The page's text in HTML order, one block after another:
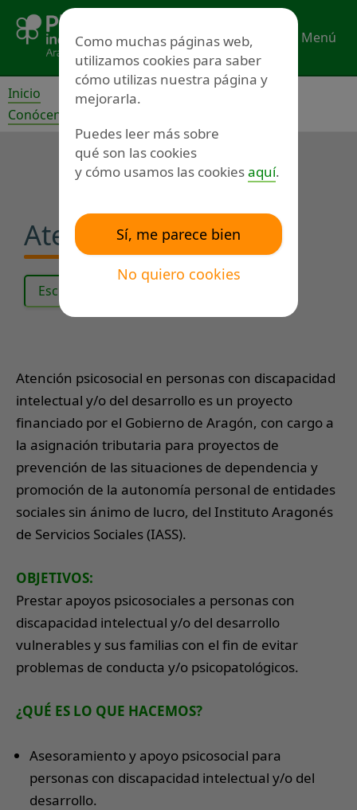
contenido
Menú
Inicio
Conócenos
Atención psicosocial
Escuchar el texto
Atención psicosocial en personas con discapacidad
intelectual y/o del desarrollo es un proyecto
financiado por el Gobierno de Aragón, con cargo a
la asignación tributaria para proyectos de
prevención de las situaciones de dependencia y
promoción de la autonomía personal de entidades
sociales sin ánimo de lucro, del Instituto Aragonés
de Servicios Sociales (IASS).
OBJETIVOS:
Prestar apoyos psicosociales a personas con
discapacidad intelectual y/o del desarrollo
vulnerables y sus familias con el fin de evitar
problemas de conducta y/o psicopatológicos.
¿QUÉ ES LO QUE HACEMOS?
Asesoramiento y apoyo psicosocial para
personas con discapacidad intelectual y/o del
desarrollo.
Como muchas páginas web,
utilizamos cookies para saber
cómo utilizas nuestra página y
mejorarla.
Puedes leer más sobre
qué son las cookies
y cómo usamos las cookiesaquí.
Sí, me parece bien
No quiero cookies